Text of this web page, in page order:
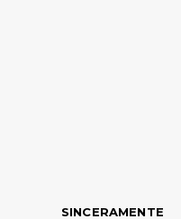
SINCERAMENTE